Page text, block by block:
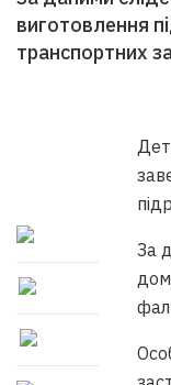
виготовлення
транспортних
За